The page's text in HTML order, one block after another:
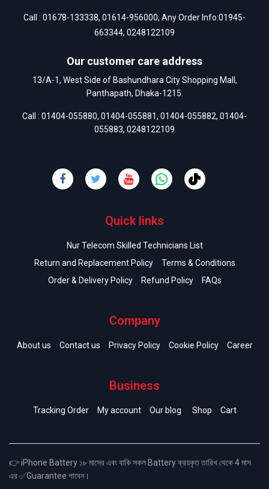
Call : 01678-133338, 01614-956000, Any Order Info:01945-
663344, 0248122109
Our customer care address
13/A-1, West Side of Bashundhara City Shopping Mall,
Panthapath, Dhaka-1215.
Call : 01404-055880, 01404-055881, 01404-055882, 01404-
055883, 0248122109
Quick links
Nur Telecom Skilled Technicians List
Return and Replacement Policy
Terms & Conditions
Order & Delivery Policy
Refund Policy FAQs
Company
About us Contact us Privacy Policy Cookie Policy Career
Business
Tracking Order My account Our blog Shop Cart
👉 iPhone Battery ১৮ মাসের এবং বাকি সকল Battery ক্রয়কৃত তারিখ থেকে 4 মাস
এর ✅Guarantee পাবেন।